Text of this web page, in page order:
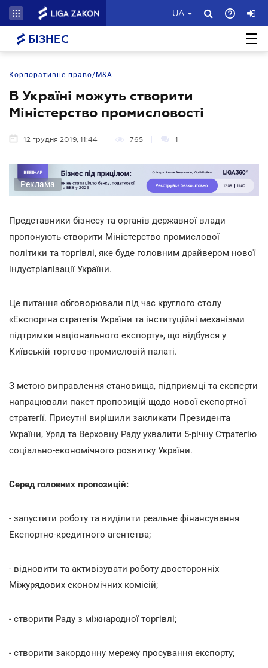
UA
БІЗНЕС
Корпоративне право/M&A
В Україні можуть створити
Міністерство промисловості
12 грудня 2019, 11:44 765 1
Реклама
Представники бізнесу та органів державної влади
пропонують створити Міністерство промислової
політики та торгівлі, яке буде головним драйвером нової
індустріалізації України.
Це питання обговорювали під час круглого столу
«Експортна стратегія України та інституційні механізми
підтримки національного експорту», що відбувся у
Київській торгово-промисловій палаті.
З метою виправлення становища, підприємці та експерти
напрацювали пакет пропозицій щодо нової експортної
стратегії. Присутні вирішили закликати Президента
України, Уряд та Верховну Раду ухвалити 5-річну Стратегію
соціально-економічного розвитку України.
Серед головних пропозицій:
- запустити роботу та виділити реальне фінансування
Експортно-кредитного агентства;
- відновити та активізувати роботу двосторонніх
Міжурядових економічних комісій;
- створити Раду з міжнародної торгівлі;
- створити закордонну мережу просування експорту;